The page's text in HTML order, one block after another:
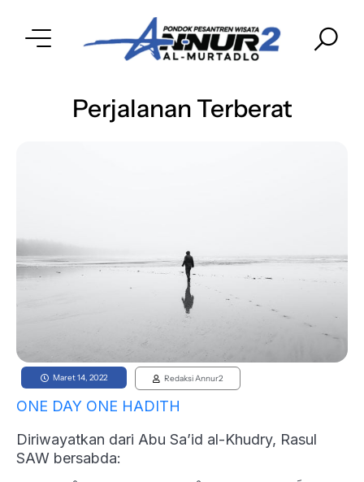
Perjalanan Terberat
Maret 14, 2022 Redaksi Annur2
ONE DAY ONE HADITH
Diriwayatkan dari Abu Sa’id al-Khudry, Rasul
SAW bersabda: